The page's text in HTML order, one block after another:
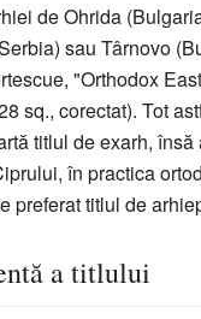
de Ohrida
sau Târnovo
"Orthodox
sq., corectat). Tot
titlul de exarh, însă
în practica
preferat titlul de
a titlului